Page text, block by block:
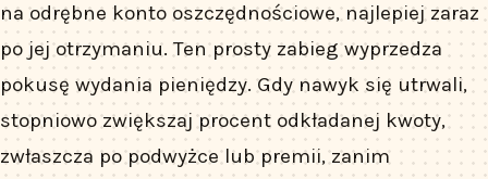
na odrębne konto oszczędnościowe, najlepiej zaraz
po jej otrzymaniu. Ten prosty zabieg wyprzedza
pokusę wydania pieniędzy. Gdy nawyk się utrwali,
stopniowo zwiększaj procent odkładanej kwoty,
zwłaszcza po podwyżce lub premii, zanim